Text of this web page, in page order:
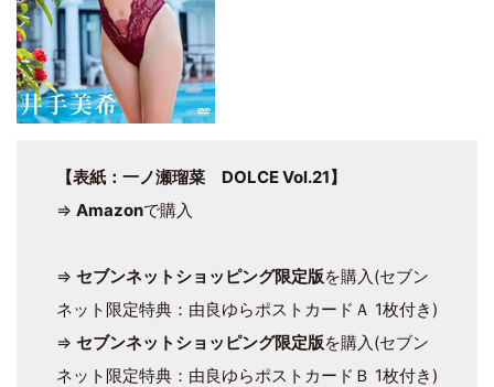
【表紙：一ノ瀬瑠菜 DOLCE Vol.21】
⇒ Amazonで購入
⇒ セブンネットショッピング限定版を購入(セブン
ネット限定特典：由良ゆらポストカードＡ 1枚付き)
⇒ セブンネットショッピング限定版を購入(セブン
ネット限定特典：由良ゆらポストカードＢ 1枚付き)